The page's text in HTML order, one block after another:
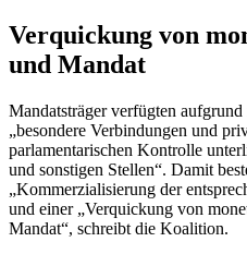
Verquickung von
und Mandat
Mandatsträger verfügten
„besondere Verbindungen und
parlamentarischen Kontrolle
und sonstigen Stellen“. Damit
„Kommerzialisierung der
und einer „Verquickung von
Mandat“, schreibt die Koalition.